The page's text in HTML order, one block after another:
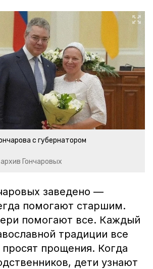
с губернатором
Гончаровых
заведено —
помогают старшим.
помогают все. Каждый
традиции все
просят прощения. Когда
дети узнают